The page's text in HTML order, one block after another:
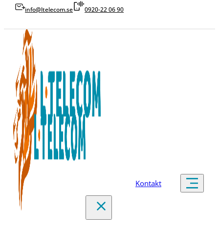
info@ltelecom.se 0920-22 06 90
Kontakt